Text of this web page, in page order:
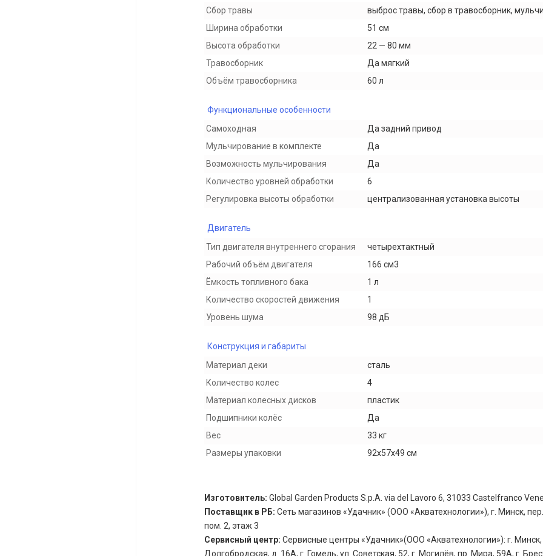
Сбор травы
выброс травы, сбор в травосборник,
Ширина обработки
51 см
Высота обработки
22 — 80 мм
Травосборник
Да мягкий
Объём травосборника
60 л
Функциональные особенности
Самоходная
Да задний привод
Мульчирование в комплекте
Да
Возможность мульчирования
Да
Количество уровней обработки
6
Регулировка высоты обработки
централизованная установка выcоты
Двигатель
Тип двигателя внутреннего сгорания
четырехтактный
Рабочий объём двигателя
166 см3
Ёмкость топливного бака
1 л
Количество скоростей движения
1
Уровень шума
98 дБ
Конструкция и габариты
Материал деки
сталь
Количество колес
4
Материал колесных дисков
пластик
Подшипники колёс
Да
Вес
33 кг
Размеры упаковки
92x57x49 см
Изготовитель: Global Garden Products S.p.A. via del Lavoro 6, 31033 Castelfranco
Поставщик в РБ: Сеть магазинов «Удачник» (ООО «Акватехнологии»), г. Минск,
пом. 2, этаж 3
Сервисный центр: Сервисные центры «Удачник»(ООО «Акватехнологии»): г. Минск,
Долгобродская, д. 16А, г. Гомель, ул. Советская, 52, г. Могилёв, пр. Мира, 59А, г.